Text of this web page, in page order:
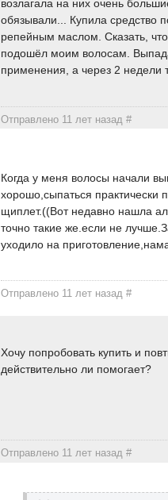
возлагала на них очень
обязывали... Купила средство
репейным маслом. Сказать,
подошёл моим волосам.
применения, а через 2 недели
Отправлено 11 лет назад#
Когда у меня волосы начали
хорошо,сыпаться практически
щиплет.((Вот недавно нашла
точно такие же.если не
уходило на
Отправлено 11 лет назад#
Хочу попробовать купить и
действительно ли помогает?
Отправлено 11 лет назад#